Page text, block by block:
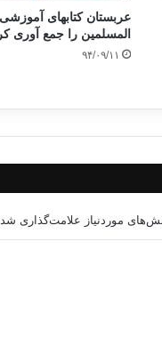
عربستان کتابهای
المسلمین را جمع آوری
۹۴/۰۹/۱۱
موردنیاز علامت‌گذاری